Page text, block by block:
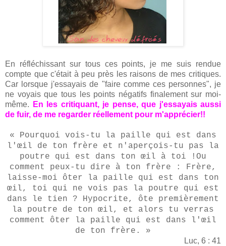
En réfléchissant sur tous ces points, je me suis rendue
compte que c'était à peu près les raisons de mes critiques.
Car lorsque j'essayais de "faire comme ces personnes", je
ne voyais que tous les points négatifs finalement sur moi-
même.
En les critiquant, je pense, que j'essayais aussi
de fuir, de me regarder réellement pour m'apprécier!!
« Pourquoi vois-tu la paille qui est dans
l'œil de ton frère et n'aperçois-tu pas la
poutre qui est dans ton œil à toi !Ou
comment peux-tu dire à ton frère : Frère,
laisse-moi ôter la paille qui est dans ton
œil, toi qui ne vois pas la poutre qui est
dans le tien ? Hypocrite, ôte premièrement
la poutre de ton œil, et alors tu verras
comment ôter la paille qui est dans l'œil
de ton frère. »
Luc, 6 : 41